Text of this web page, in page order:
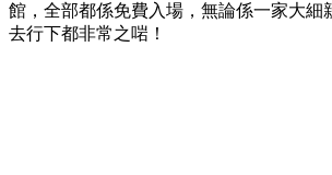
館，全部都係免費入場，無論係一家大細
去行下都非常之啱！